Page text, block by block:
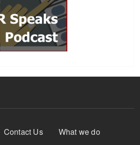
Contact Us
What we do